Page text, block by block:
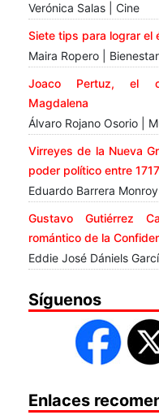
Verónica Salas | Cine
Siete tips para lograr el
Maira Ropero | Bienestar
Joaco Pertuz, el
Magdalena
Álvaro Rojano Osorio |
Virreyes de la Nueva
poder político entre
Eduardo Barrera
Gustavo Gutiérrez
romántico de la
Eddie José Dániels
Síguenos
Enlaces